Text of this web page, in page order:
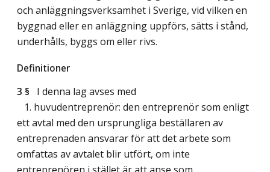
och anläggningsverksamhet i Sverige, vid vilken en
byggnad eller en anläggning uppförs, sätts i stånd,
underhålls, byggs om eller rivs.
Definitioner
3 § I denna lag avses med
1. huvudentreprenör: den entreprenör som enligt
ett avtal med den ursprungliga beställaren av
entreprenaden ansvarar för att det arbete som
omfattas av avtalet blir utfört, om inte